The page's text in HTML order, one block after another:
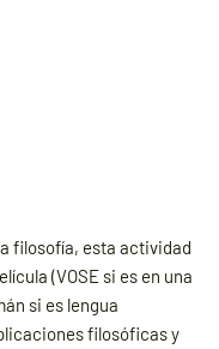
filosofía, esta actividad
(VOSE si es en una
si es lengua
filosóficas y